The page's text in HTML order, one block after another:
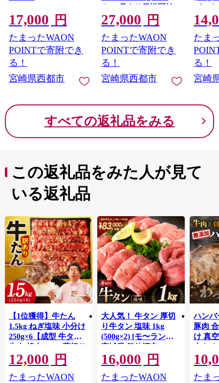
17,000 円
たまったWAON
POINTで寄附でき
る！
宮崎県西都市
み 10月より発送開始
＜57-4a＞
27,000 円
たまったWAON
POINTで寄附でき
る！
宮崎県西都市
パッ
も身
たま
る！
宮崎
すべての返礼品をみる
この返礼品をみた人が見て
いる返礼品
【1位獲得】牛たん
1.5kg ねぎ塩味 小分け
250g×6【成型 牛タン
牛肉 焼肉 BBQ 薄切り
ぎゅうたん スライス
訳あり サイズ不揃
い】 G4721
12,000 円
たまったWAON
大人気！ 牛タン 厚切
り牛タン 塩味 1kg
(500g×2) [モ〜ランド
宮城県 気仙沼市
20564660] 肉 牛肉 精肉
牛たん 牛タン塩 牛た
ん塩 冷凍 焼肉 BBQ ア
16,000 円
たまったWAON
ハンバ
豚肉
け 真
大き
保存
淡路島
ポーク
たま